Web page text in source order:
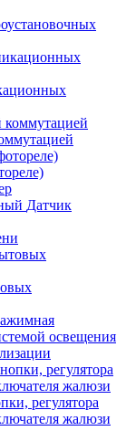
Датчик
освещения
регулятора
жалюзи